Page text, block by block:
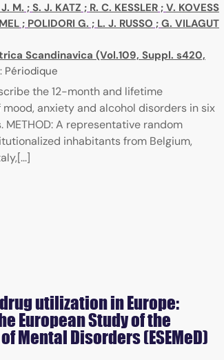
M. ; S. J. KATZ ; R. C. KESSLER ; V. KOVESS
; POLIDORI G. ; L. J. RUSSO ; G. VILAGUT
Scandinavica (Vol.109, Suppl. s420,
Périodique
the 12-month and lifetime
anxiety and alcohol disorders in six
METHOD: A representative random
inhabitants from Belgium,
utilization in Europe:
European Study of the
Mental Disorders (ESEMeD)